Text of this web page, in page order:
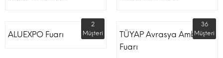
ALUEXPO Fuarı
2
Müşteri
TÜYAP Avrasya Ambalaj
Fuarı
36
Müşteri